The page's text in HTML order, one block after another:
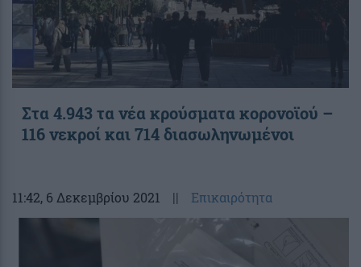
Στα 4.943 τα νέα κρούσματα κορονοϊού –
116 νεκροί και 714 διασωληνωμένοι
11:42, 6 Δεκεμβρίου 2021 || Επικαιρότητα